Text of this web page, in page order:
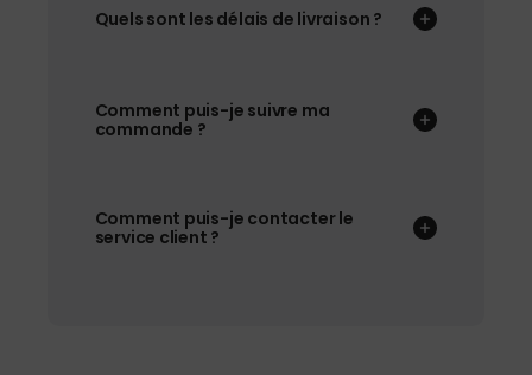
Quels sont les délais de livraison ?
Comment puis-je suivre ma
commande ?
Comment puis-je contacter le
service client ?